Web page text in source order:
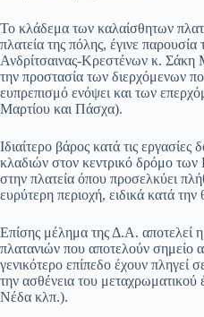
Το κλάδεμα των καλαίσθητων
πλατεία της πόλης, έγινε
Ανδρίτσαινας-Κρεστένων κ.
την προστασία των διερχόμενων
ευπρεπισμό ενόψει και των
Μαρτίου και Πάσχα).
Ιδιαίτερο βάρος κατά τις
κλαδιών στον κεντρικό δρόμο
στην πλατεία όπου προσελκύει
ευρύτερη περιοχή, ειδικά κατά την
Επίσης μέλημα της Δ.Α. αποτελεί
πλατανιών που αποτελούν σημείο
γενικότερο επίπεδο έχουν πληγεί
την ασθένεια του
Νέδα κλπ.).